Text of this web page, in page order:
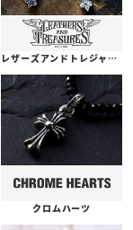
レザーズアンドトレジャーズ
クロムハーツ